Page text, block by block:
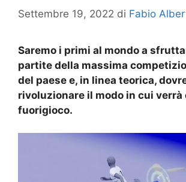
Settembre 19, 2022 di Fabio
Saremo i primi al mondo a
partite della massima
del paese e, in linea teorica,
rivoluzionare il modo in cui verrà
fuorigioco.